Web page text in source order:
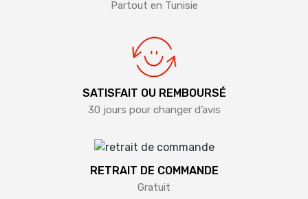
Partout en Tunisie
SATISFAIT OU REMBOURSÉ
30 jours pour changer d’avis
RETRAIT DE COMMANDE
Gratuit